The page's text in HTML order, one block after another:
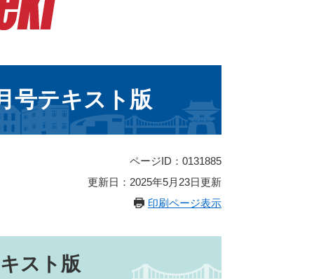
号テキスト版
ページID：0131885
更新日：2025年5月23日更新
印刷ページ表示
スト版